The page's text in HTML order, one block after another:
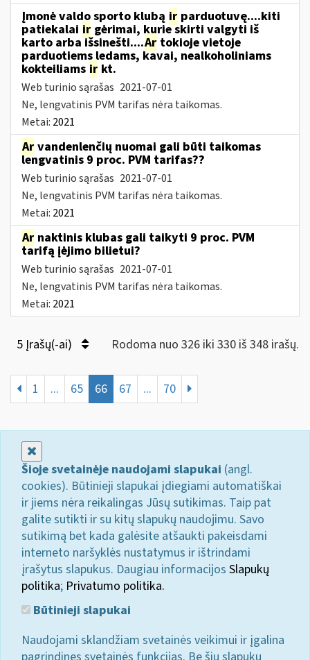
Įmonė valdo sporto klubą ir parduotuvę....kiti
patiekalai ir gėrimai, kurie skirti valgyti iš
karto arba išsinešti....Ar tokioje vietoje
parduotiems ledams, kavai, nealkoholiniams
kokteiliams ir kt.
Web turinio sąrašas 2021-07-01
Ne, lengvatinis PVM tarifas nėra taikomas.
Metai: 2021
Ar vandenlenčių nuomai gali būti taikomas
lengvatinis 9 proc. PVM tarifas??
Web turinio sąrašas 2021-07-01
Ne, lengvatinis PVM tarifas nėra taikomas.
Metai: 2021
Ar naktinis klubas gali taikyti 9 proc. PVM
tarifą įėjimo bilietui?
Web turinio sąrašas 2021-07-01
Ne, lengvatinis PVM tarifas nėra taikomas.
Metai: 2021
5 Įrašų(-ai) Rodoma nuo 326 iki 330 iš 348 irašų.
1 ... 65 66 67 ... 70
Šioje svetainėje naudojami slapukai (angl.
cookies). Būtinieji slapukai įdiegiami automatiškai
ir jiems nėra reikalingas Jūsų sutikimas. Taip pat
galite sutikti ir su kitų slapukų naudojimu. Savo
sutikimą bet kada galėsite atšaukti pakeisdami
interneto naršyklės nustatymus ir ištrindami
įrašytus slapukus. Daugiau informacijos Slapukų
politika; Privatumo politika.
Būtinieji slapukai
Naudojami sklandžiam svetainės veikimui ir įgalina